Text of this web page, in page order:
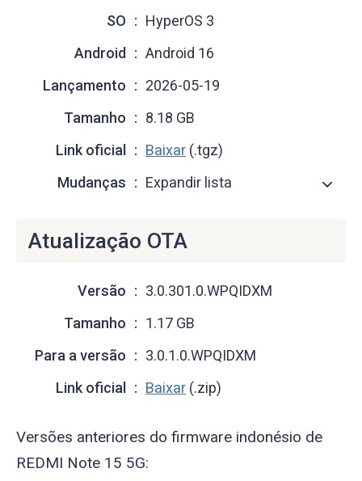
SO
HyperOS 3
Android
Android 16
Lançamento
2026-05-19
Tamanho
8.18 GB
Link oficial
Baixar (.tgz)
Mudanças
Expandir lista
Atualização OTA
Versão
3.0.301.0.WPQIDXM
Tamanho
1.17 GB
Para a versão
3.0.1.0.WPQIDXM
Link oficial
Baixar (.zip)
Versões anteriores do firmware indonésio de
REDMI Note 15 5G: